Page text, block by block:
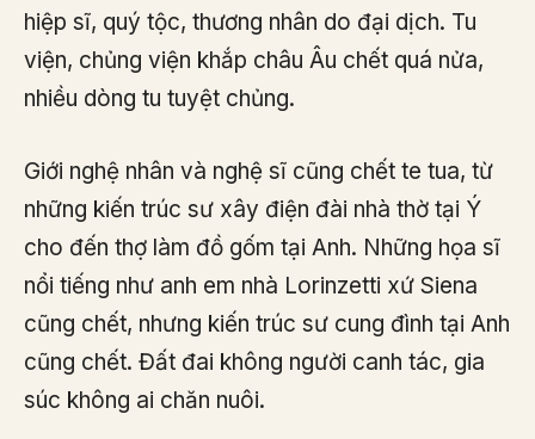
hiệp sĩ, quý tộc, thương nhân do đại dịch. Tu
viện, chủng viện khắp châu Âu chết quá nửa,
nhiều dòng tu tuyệt chủng.
Giới nghệ nhân và nghệ sĩ cũng chết te tua, từ
những kiến trúc sư xây điện đài nhà thờ tại Ý
cho đến thợ làm đồ gốm tại Anh. Những họa sĩ
nổi tiếng như anh em nhà Lorinzetti xứ Siena
cũng chết, nhưng kiến trúc sư cung đình tại Anh
cũng chết. Đất đai không người canh tác, gia
súc không ai chăn nuôi.